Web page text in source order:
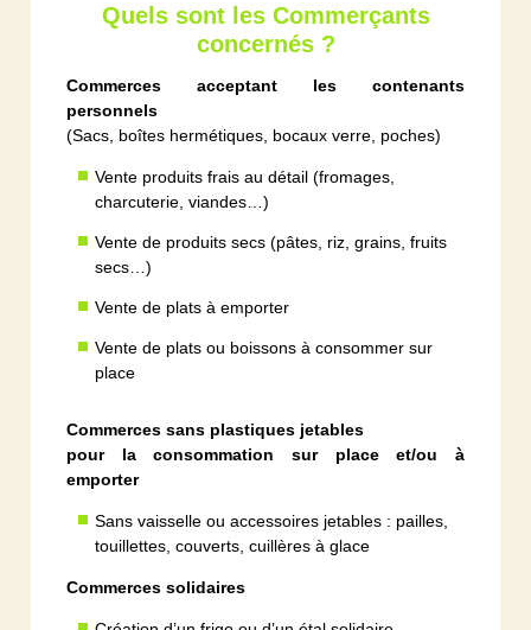
Quels sont les Commerçants
concernés ?
Commerces acceptant les contenants
personnels
(Sacs, boîtes hermétiques, bocaux verre, poches)
Vente produits frais au détail (fromages,
charcuterie, viandes…)
Vente de produits secs (pâtes, riz, grains, fruits
secs…)
Vente de plats à emporter
Vente de plats ou boissons à consommer sur
place
Commerces sans plastiques jetables
pour la consommation sur place et/ou à
emporter
Sans vaisselle ou accessoires jetables : pailles,
touillettes, couverts, cuillères à glace
Commerces solidaires